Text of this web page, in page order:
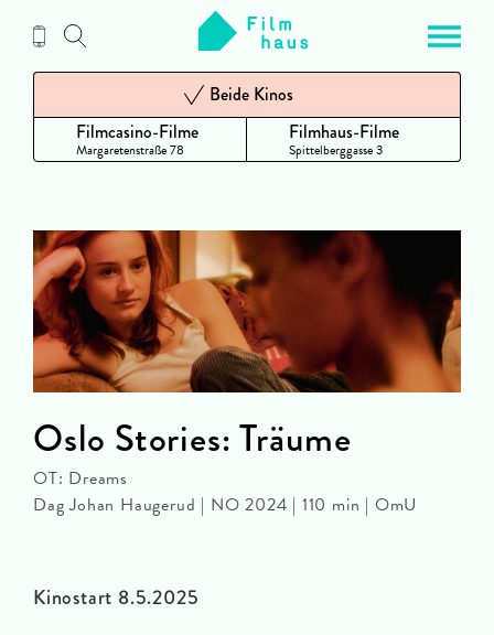
Inhalt
Filmcasino-Filme
Margaretenstraße 78
Beide Kinos
Filmhaus-Filme
Spittelberggasse 3
Kinostart 8.5.2025
Oslo Stories: Träume
OT: Dreams
Dag Johan Haugerud | NO 2024 | 110 min | OmU